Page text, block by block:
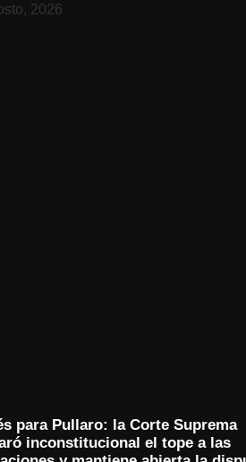
2026
para Pullaro: la Corte Suprema
inconstitucional el tope a las